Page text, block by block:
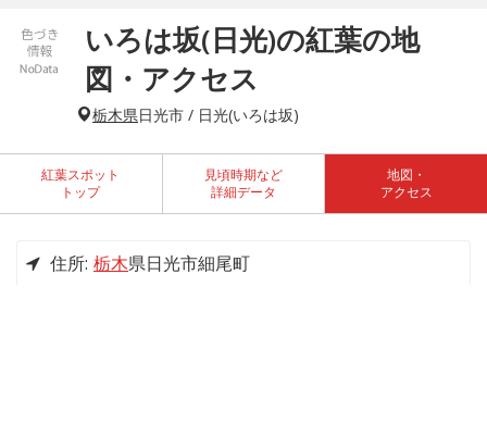
いろは坂(日光)の紅葉の地
図・アクセス
栃木県日光市 / 日光(いろは坂)
紅葉スポット
トップ
見頃時期など
詳細データ
地図・
アクセス
住所: 栃木県日光市細尾町